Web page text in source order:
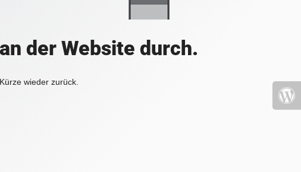
der Website durch.
wieder zurück.